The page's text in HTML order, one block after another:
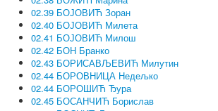
02.39 БОЈОВИЋ Зоран
02.40 БОЈОВИЋ Милета
02.41 БОЈОВИЋ Милош
02.42 БОН Бранко
02.43 БОРИСАВЉЕВИЋ Милутин
02.44 БОРОВНИЦА Недељко
02.44 БОРОШИЋ Ђура
02.45 БОСАНЧИЋ Борислав